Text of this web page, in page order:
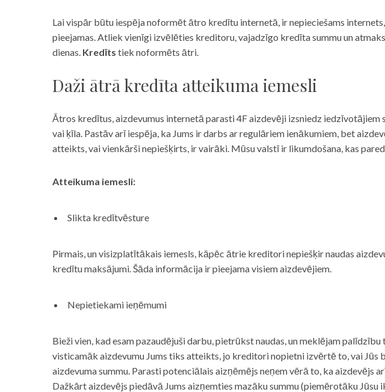
Lai vispār būtu iespēja noformēt ātro kredītu internetā, ir nepieciešams
pieejamas. Atliek vienīgi izvēlēties kreditoru, vajadzīgo kredīta summu un
dienas. Kredīts tiek noformēts ātri.
Daži ātrā kredīta atteikuma iemesli
Ātros kredītus, aizdevumus internetā parasti 4F aizdevēji izsniedz
vai ķīla. Pastāv arī iespēja, ka Jums ir darbs ar regulāriem ienākumiem, bet
atteikts, vai vienkārši nepiešķirts, ir vairāki. Mūsu valstī ir likumdošana, kas
Atteikuma iemesli:
Slikta kredītvēsture
Pirmais, un visizplatītākais iemesls, kāpēc ātrie kreditori nepiešķir naudas
kredītu maksājumi. Šāda informācija ir pieejama visiem aizdevējiem.
Nepietiekami ieņēmumi
Bieži vien, kad esam pazaudējuši darbu, pietrūkst naudas, un meklējam
visticamāk aizdevumu Jums tiks atteikts, jo kreditori nopietni izvērtē to, vai Jūs
aizdevuma summu. Parasti potenciālais aizņēmējs neņem vērā to, ka aizdevējs
Dažkārt aizdevējs piedāvā Jums aizņemties mazāku summu (piemērotāku Jūsu